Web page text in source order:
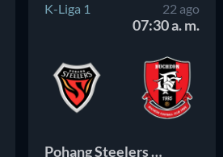
K-Liga 1 22 ago
07:30 a. m.
Pohang Steelers FC